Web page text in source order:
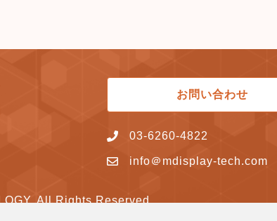
お問い合わせ
03-6260-4822
info＠mdisplay-tech.com
All Rights Reserved.